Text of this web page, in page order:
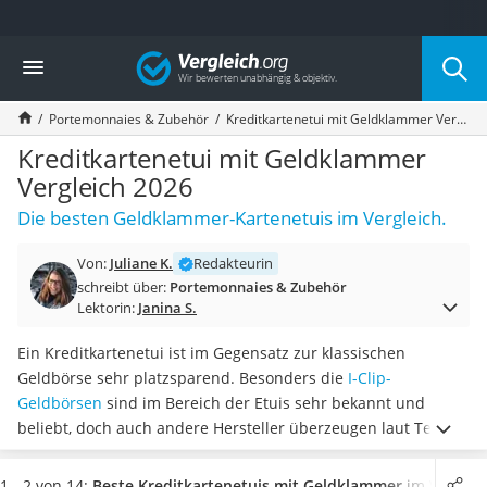
Die beliebtesten Vergleiche nach Kategorie
Mode
Boxershorts
Cellulite-Leggings
Herrensocken
Polarisierte Sonnenbrille
Hausschuhe Herren
Radunterhose Damen
Überzieh-Sonnenbrille
RFID-Blocker
Geldbörse Herren
Knirps-Regenschirm
Periodenunterwäsche
RFID-Schutzkarte
Motorradbrillen
Vergleich
Portemonnaies & Zubehör Kreditkartenetui mit Geldklammer Vergleich 2026
Kreditkartenetui mit Geldklammer
Vergleich 2026
Die besten Geldklammer-Kartenetuis im Vergleich.
Von: Juliane K.
Redakteurin
schreibt über: Portemonnaies & Zubehör
Lektorin: Janina S.
Ein Kreditkartenetui ist im Gegensatz zur klassischen
Geldbörse sehr platzsparend. Besonders die I-Clip-
Geldbörsen sind im Bereich der Etuis sehr bekannt und
beliebt, doch auch andere Hersteller überzeugen laut Tests
im Internetmit hoher Qualität und guten
Schutzmechanismen. Wählen Sie jetzt ein Kreditkartenetui